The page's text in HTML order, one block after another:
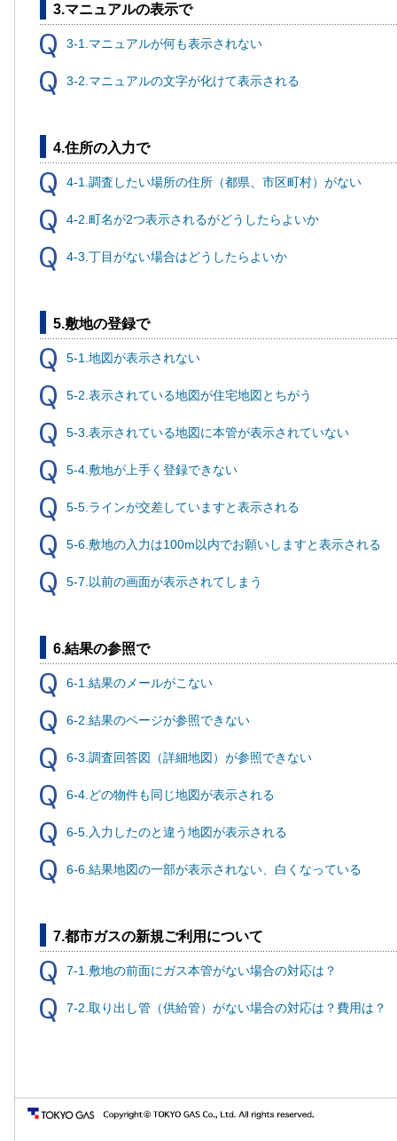
3.マニュアルの表示で
3-1.マニュアルが何も表示されない
3-2.マニュアルの文字が化けて表示される
4.住所の入力で
4-1.調査したい場所の住所（都県、市区町村）がない
4-2.町名が2つ表示されるがどうしたらよいか
4-3.丁目がない場合はどうしたらよいか
5.敷地の登録で
5-1.地図が表示されない
5-2.表示されている地図が住宅地図とちがう
5-3.表示されている地図に本管が表示されていない
5-4.敷地が上手く登録できない
5-5.ラインが交差していますと表示される
5-6.敷地の入力は100m以内でお願いしますと表示される
5-7.以前の画面が表示されてしまう
6.結果の参照で
6-1.結果のメールがこない
6-2.結果のページが参照できない
6-3.調査回答図（詳細地図）が参照できない
6-4.どの物件も同じ地図が表示される
6-5.入力したのと違う地図が表示される
6-6.結果地図の一部が表示されない、白くなっている
7.都市ガスの新規ご利用について
7-1.敷地の前面にガス本管がない場合の対応は？
7-2.取り出し管（供給管）がない場合の対応は？費用は？